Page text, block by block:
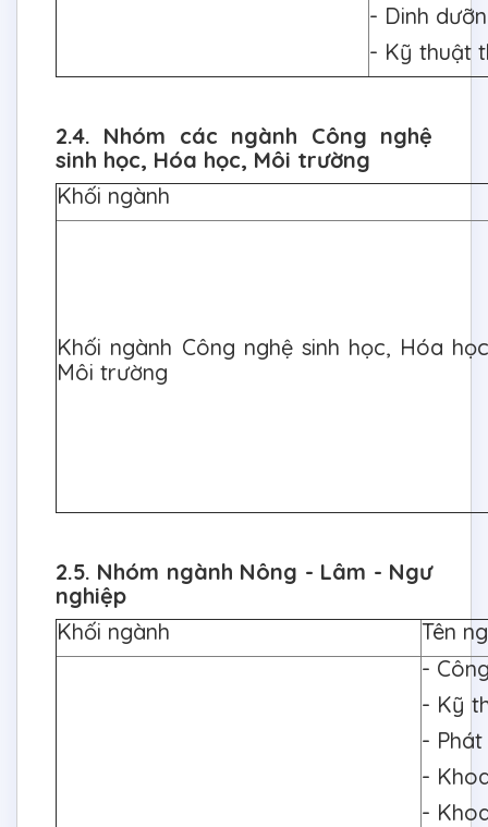
- Dinh
- Kỹ thuật
2.4. Nhóm các ngành Công nghệ
sinh học, Hóa học, Môi trường
Khối ngành
Khối ngành Công nghệ sinh học, Hóa
Môi trường
2.5. Nhóm ngành Nông - Lâm - Ngư
nghiệp
Khối ngành
Tên
-
- Kỹ
-
-
-